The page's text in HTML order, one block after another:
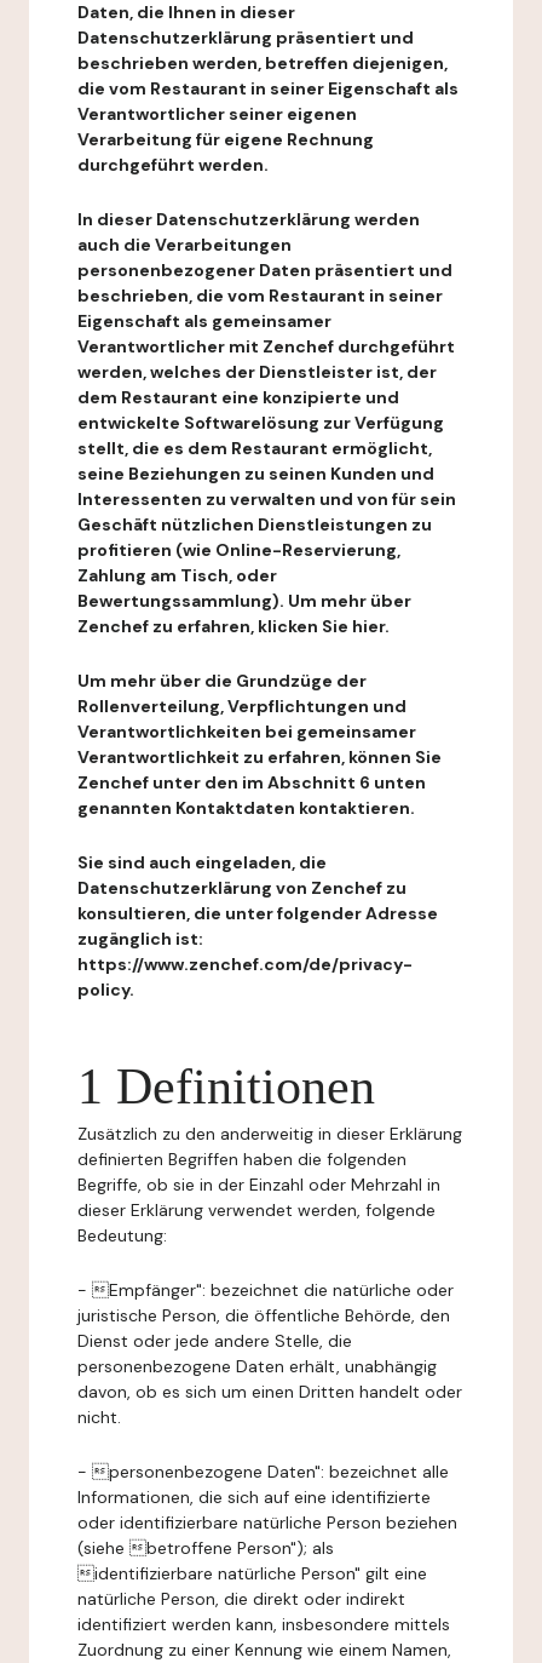
Daten, die Ihnen in dieser
Datenschutzerklärung präsentiert und
beschrieben werden, betreffen diejenigen,
die vom Restaurant in seiner Eigenschaft als
Verantwortlicher seiner eigenen
Verarbeitung für eigene Rechnung
durchgeführt werden.
In dieser Datenschutzerklärung werden
auch die Verarbeitungen
personenbezogener Daten präsentiert und
beschrieben, die vom Restaurant in seiner
Eigenschaft als gemeinsamer
Verantwortlicher mit Zenchef durchgeführt
werden, welches der Dienstleister ist, der
dem Restaurant eine konzipierte und
entwickelte Softwarelösung zur Verfügung
stellt, die es dem Restaurant ermöglicht,
seine Beziehungen zu seinen Kunden und
Interessenten zu verwalten und von für sein
Geschäft nützlichen Dienstleistungen zu
profitieren (wie Online-Reservierung,
Zahlung am Tisch, oder
Bewertungssammlung). Um mehr über
Zenchef zu erfahren, klicken Sie hier.
Um mehr über die Grundzüge der
Rollenverteilung, Verpflichtungen und
Verantwortlichkeiten bei gemeinsamer
Verantwortlichkeit zu erfahren, können Sie
Zenchef unter den im Abschnitt 6 unten
genannten Kontaktdaten kontaktieren.
Sie sind auch eingeladen, die
Datenschutzerklärung von Zenchef zu
konsultieren, die unter folgender Adresse
zugänglich ist:
https://www.zenchef.com/de/privacy-
policy.
1 Definitionen
Zusätzlich zu den anderweitig in dieser Erklärung
definierten Begriffen haben die folgenden
Begriffe, ob sie in der Einzahl oder Mehrzahl in
dieser Erklärung verwendet werden, folgende
Bedeutung:
- Empfänger": bezeichnet die natürliche oder
juristische Person, die öffentliche Behörde, den
Dienst oder jede andere Stelle, die
personenbezogene Daten erhält, unabhängig
davon, ob es sich um einen Dritten handelt oder
nicht.
- personenbezogene Daten": bezeichnet alle
Informationen, die sich auf eine identifizierte
oder identifizierbare natürliche Person beziehen
(siehe betroffene Person"); als
identifizierbare natürliche Person" gilt eine
natürliche Person, die direkt oder indirekt
identifiziert werden kann, insbesondere mittels
Zuordnung zu einer Kennung wie einem Namen,